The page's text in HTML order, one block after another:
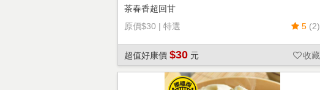
茶春香超回甘
原價$30 | 特選 5 (2)
超值好康價 $30 元 收藏